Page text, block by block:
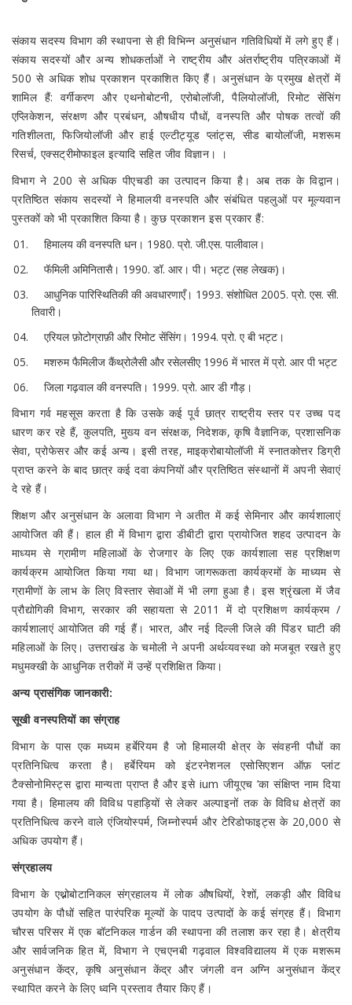
संकाय सदस्य विभाग की स्थापना से ही विभिन्न अनुसंधान गतिविधियों में लगे हुए हैं।
संकाय सदस्यों और अन्य शोधकर्ताओं ने राष्ट्रीय और अंतर्राष्ट्रीय पत्रिकाओं में
500 से अधिक शोध प्रकाशन प्रकाशित किए हैं। अनुसंधान के प्रमुख क्षेत्रों में
शामिल हैं: वर्गीकरण और एथनोबोटनी, एरोबोलॉजी, पैलियोलॉजी, रिमोट सेंसिंग
एप्लिकेशन, संरक्षण और प्रबंधन, औषधीय पौधों, वनस्पति और पोषक तत्वों की
गतिशीलता, फिजियोलॉजी और हाई एल्टीट्यूड प्लांट्स, सीड बायोलॉजी, मशरूम
रिसर्च, एक्सट्रीमोफाइल इत्यादि सहित जीव विज्ञान। ।
विभाग ने 200 से अधिक पीएचडी का उत्पादन किया है। अब तक के विद्वान।
प्रतिष्ठित संकाय सदस्यों ने हिमालयी वनस्पति और संबंधित पहलुओं पर मूल्यवान
पुस्तकों को भी प्रकाशित किया है। कुछ प्रकाशन इस प्रकार हैं:
हिमालय की वनस्पति धन। 1980. प्रो. जी.एस. पालीवाल।
फॅमिली अमिनितासै। 1990. डॉ. आर। पी। भट्ट (सह लेखक)।
आधुनिक पारिस्थितिकी की अवधारणाएँ। 1993. संशोधित 2005. प्रो. एस. सी.
तिवारी।
एरियल फ़ोटोग्राफ़ी और रिमोट सेंसिंग। 1994. प्रो. ए बी भट्ट।
मशरुम फैमिलीज कैंथ्रोलैसी और रसेलसीए 1996 में भारत में प्रो. आर पी भट्ट
जिला गढ़वाल की वनस्पति। 1999. प्रो. आर डी गौड़।
विभाग गर्व महसूस करता है कि उसके कई पूर्व छात्र राष्ट्रीय स्तर पर उच्च पद
धारण कर रहे हैं, कुलपति, मुख्य वन संरक्षक, निदेशक, कृषि वैज्ञानिक, प्रशासनिक
सेवा, प्रोफेसर और कई अन्य। इसी तरह, माइक्रोबायोलॉजी में स्नातकोत्तर डिग्री
प्राप्त करने के बाद छात्र कई दवा कंपनियों और प्रतिष्ठित संस्थानों में अपनी सेवाएं
दे रहे हैं।
शिक्षण और अनुसंधान के अलावा विभाग ने अतीत में कई सेमिनार और कार्यशालाएं
आयोजित की हैं। हाल ही में विभाग द्वारा डीबीटी द्वारा प्रायोजित शहद उत्पादन के
माध्यम से ग्रामीण महिलाओं के रोजगार के लिए एक कार्यशाला सह प्रशिक्षण
कार्यक्रम आयोजित किया गया था। विभाग जागरूकता कार्यक्रमों के माध्यम से
ग्रामीणों के लाभ के लिए विस्तार सेवाओं में भी लगा हुआ है। इस श्रृंखला में जैव
प्रौद्योगिकी विभाग, सरकार की सहायता से 2011 में दो प्रशिक्षण कार्यक्रम /
कार्यशालाएं आयोजित की गई हैं। भारत, और नई दिल्ली जिले की पिंडर घाटी की
महिलाओं के लिए। उत्तराखंड के चमोली ने अपनी अर्थव्यवस्था को मजबूत रखते हुए
मधुमक्खी के आधुनिक तरीकों में उन्हें प्रशिक्षित किया।
अन्य प्रासंगिक जानकारी:
सूखी वनस्पतियों का संग्राह
विभाग के पास एक मध्यम हर्बेरियम है जो हिमालयी क्षेत्र के संवहनी पौधों का
प्रतिनिधित्व करता है। हर्बेरियम को इंटरनेशनल एसोसिएशन ऑफ़ प्लांट
टैक्सोनोमिस्ट्स द्वारा मान्यता प्राप्त है और इसे ium जीयूएच ’का संक्षिप्त नाम दिया
गया है। हिमालय की विविध पहाड़ियों से लेकर अल्पाइनों तक के विविध क्षेत्रों का
प्रतिनिधित्व करने वाले एंजियोस्पर्म, जिम्नोस्पर्म और टेरिडोफाइट्स के 20,000 से
अधिक उपयोग हैं।
संग्रहालय
विभाग के एथ्नोबोटानिकल संग्रहालय में लोक औषधियों, रेशों, लकड़ी और विविध
उपयोग के पौधों सहित पारंपरिक मूल्यों के पादप उत्पादों के कई संग्रह हैं। विभाग
चौरस परिसर में एक बॉटनिकल गार्डन की स्थापना की तलाश कर रहा है। क्षेत्रीय
और सार्वजनिक हित में, विभाग ने एचएनबी गढ़वाल विश्वविद्यालय में एक मशरूम
अनुसंधान केंद्र, कृषि अनुसंधान केंद्र और जंगली वन अग्नि अनुसंधान केंद्र
स्थापित करने के लिए ध्वनि प्रस्ताव तैयार किए हैं।